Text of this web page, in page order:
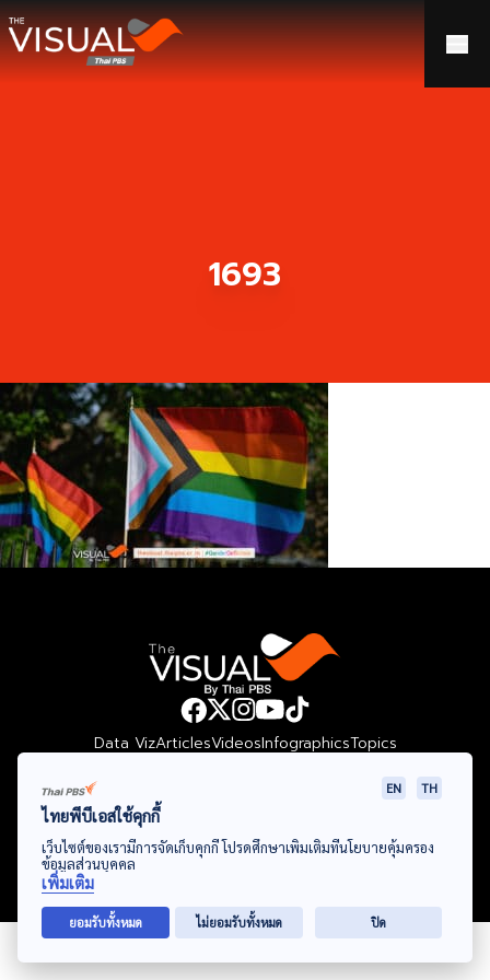
ข้ามไปยังเนื้อหา
1693
Data VizArticlesVideosInfographicsTopics
© Thai Public Broadcasting Service. All Rights Reserved
ไทยพีบีเอสใช้คุกกี้
EN TH
เว็บไซต์ของเรามีการจัดเก็บคุกกี้ โปรดศึกษาเพิ่มเติมที่นโยบายคุ้มครอง
ข้อมูลส่วนบุคคล
เพิ่มเติม
ยอมรับทั้งหมด ไม่ยอมรับทั้งหมด ปิด